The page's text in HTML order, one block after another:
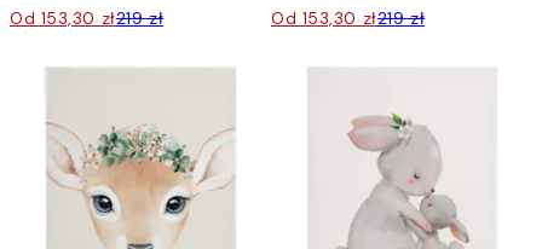
Od 153,30 zł219 zł Od 153,30 zł219 zł